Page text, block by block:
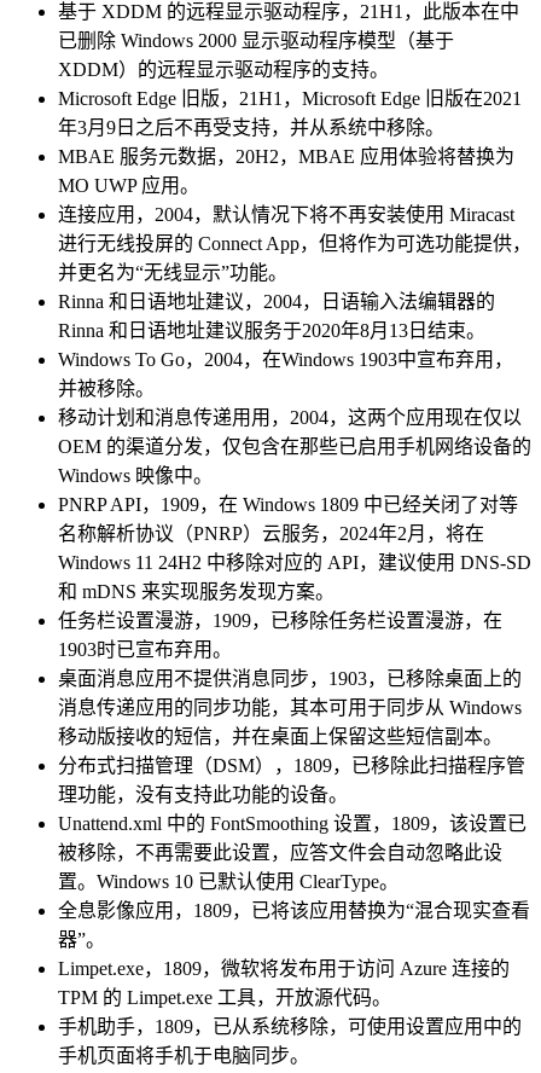
基于 XDDM 的远程显示驱动程序，21H1，此版本在中
已删除 Windows 2000 显示驱动程序模型（基于
XDDM）的远程显示驱动程序的支持。
Microsoft Edge 旧版，21H1，Microsoft Edge 旧版在2021
年3月9日之后不再受支持，并从系统中移除。
MBAE 服务元数据，20H2，MBAE 应用体验将替换为
MO UWP 应用。
连接应用，2004，默认情况下将不再安装使用 Miracast
进行无线投屏的 Connect App，但将作为可选功能提供，
并更名为“无线显示”功能。
Rinna 和日语地址建议，2004，日语输入法编辑器的
Rinna 和日语地址建议服务于2020年8月13日结束。
Windows To Go，2004，在Windows 1903中宣布弃用，
并被移除。
移动计划和消息传递用用，2004，这两个应用现在仅以
OEM 的渠道分发，仅包含在那些已启用手机网络设备的
Windows 映像中。
PNRP API，1909，在 Windows 1809 中已经关闭了对等
名称解析协议（PNRP）云服务，2024年2月，将在
Windows 11 24H2 中移除对应的 API，建议使用 DNS-SD
和 mDNS 来实现服务发现方案。
任务栏设置漫游，1909，已移除任务栏设置漫游，在
1903时已宣布弃用。
桌面消息应用不提供消息同步，1903，已移除桌面上的
消息传递应用的同步功能，其本可用于同步从 Windows
移动版接收的短信，并在桌面上保留这些短信副本。
分布式扫描管理（DSM），1809，已移除此扫描程序管
理功能，没有支持此功能的设备。
Unattend.xml 中的 FontSmoothing 设置，1809，该设置已
被移除，不再需要此设置，应答文件会自动忽略此设
置。Windows 10 已默认使用 ClearType。
全息影像应用，1809，已将该应用替换为“混合现实查看
器”。
Limpet.exe，1809，微软将发布用于访问 Azure 连接的
TPM 的 Limpet.exe 工具，开放源代码。
手机助手，1809，已从系统移除，可使用设置应用中的
手机页面将手机于电脑同步。